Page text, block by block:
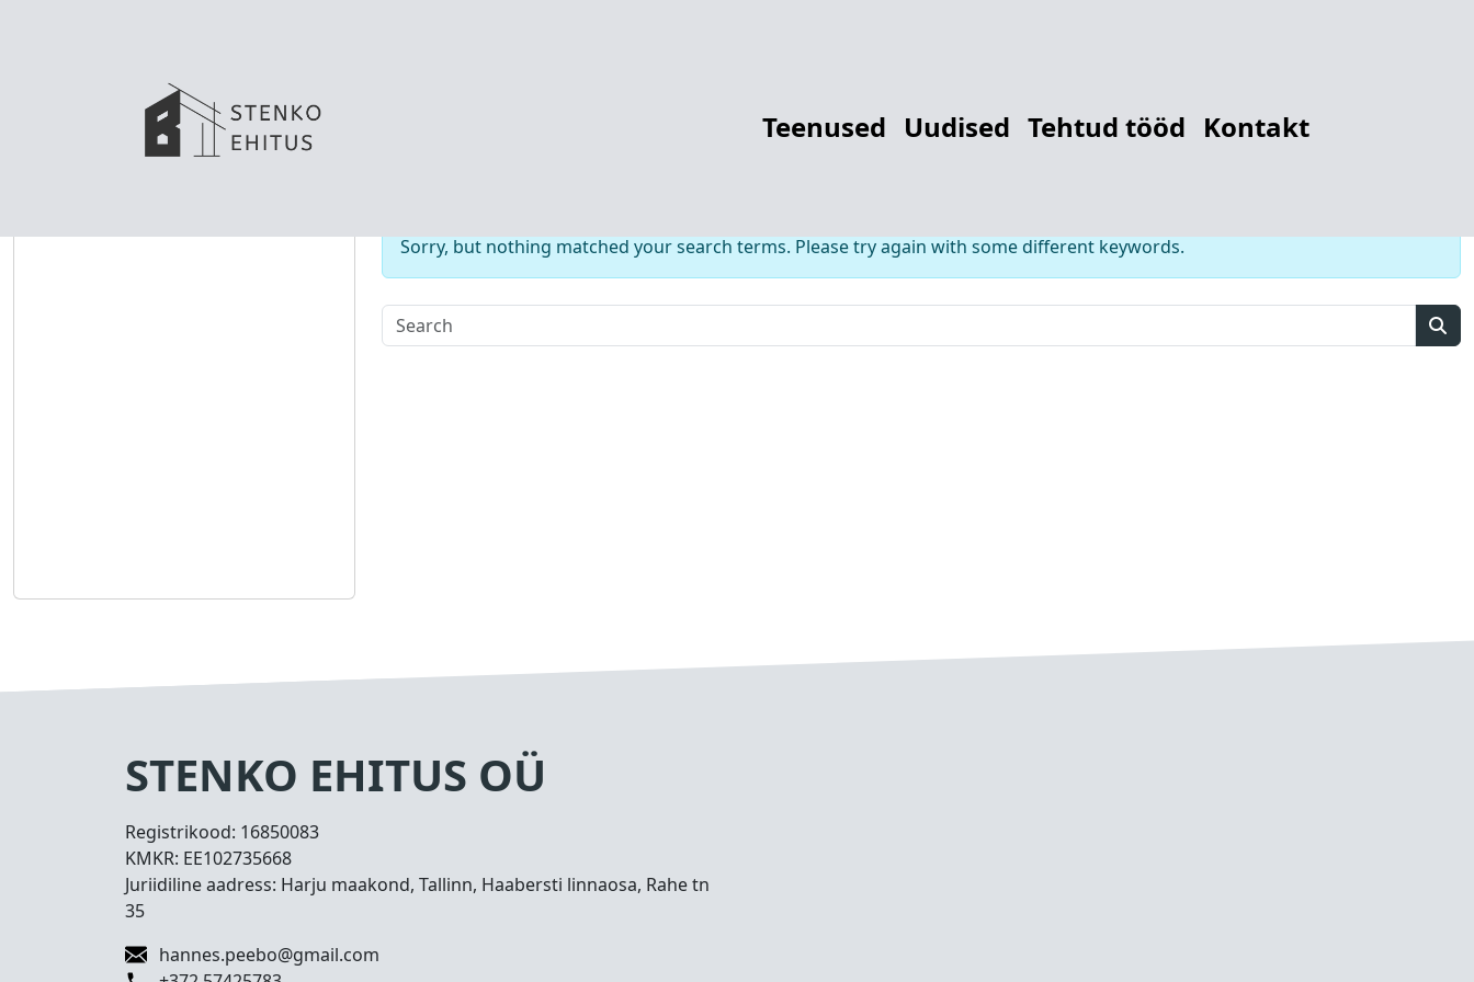
Teenused Uudised Tehtud tööd Kontakt
Nothing Found for12784122448
Sorry, but nothing matched your search terms. Please try again with some different keywords.
STENKO EHITUS OÜ
Registrikood: 16850083
KMKR: EE102735668
Juriidiline aadress: Harju maakond, Tallinn, Haabersti linnaosa, Rahe tn
35
hannes.peebo@gmail.com